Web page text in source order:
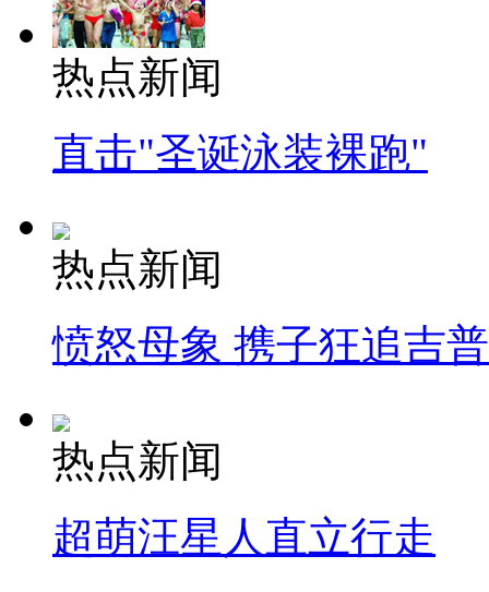
热点新闻
直击"圣诞泳装裸跑"
热点新闻
愤怒母象 携子狂追吉
热点新闻
超萌汪星人直立行走